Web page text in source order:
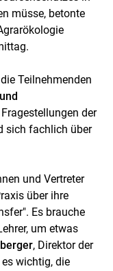
müsse, betonte
Teilnehmenden
der
sich fachlich über
und Vertreter
über ihre
Es brauche
um etwas
, Direktor der
wichtig, die